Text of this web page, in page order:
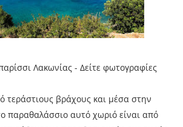
Λακωνίας - Δείτε φωτογραφίες
τεράστιους βράχους και μέσα στην
παραθαλάσσιο αυτό χωριό είναι από